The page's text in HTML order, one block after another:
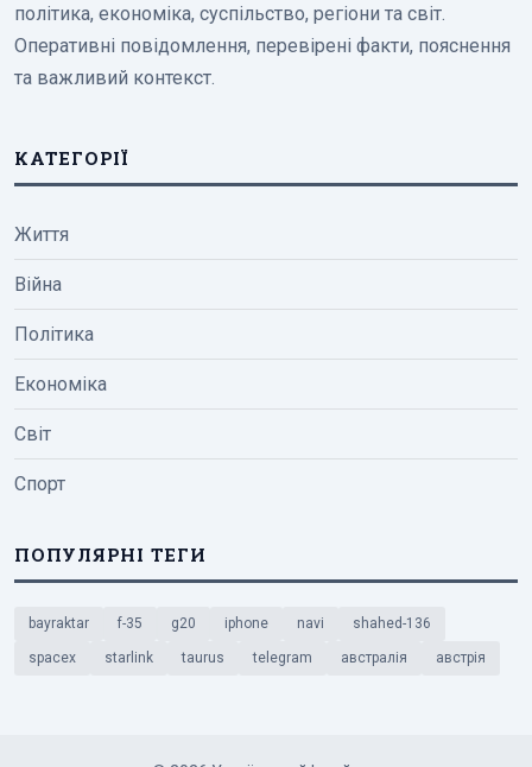
політика, економіка, суспільство, регіони та світ.
Оперативні повідомлення, перевірені факти, пояснення
та важливий контекст.
КАТЕГОРІЇ
Життя
Війна
Політика
Економіка
Світ
Спорт
ПОПУЛЯРНІ ТЕГИ
bayraktar f-35 g20 iphone navi shahed-136
spacex starlink taurus telegram австралія австрія